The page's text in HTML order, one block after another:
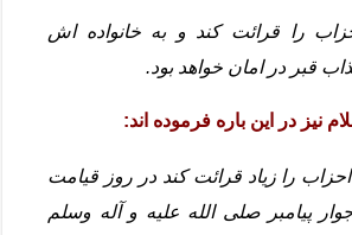
را قرائت کند و به خانواده اش
قبر در امان خواهد بود.
نیز در این باره فرموده اند:
را زیاد قرائت کند در روز قیامت
پیامبر صلی الله علیه و آله وسلم